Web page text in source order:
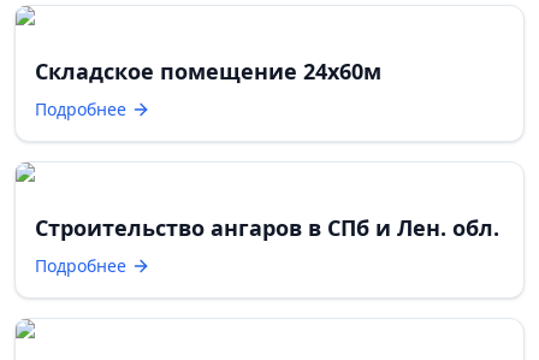
Складское помещение 24х60м
Подробнее
Строительство ангаров в СПб и Лен. обл.
Подробнее